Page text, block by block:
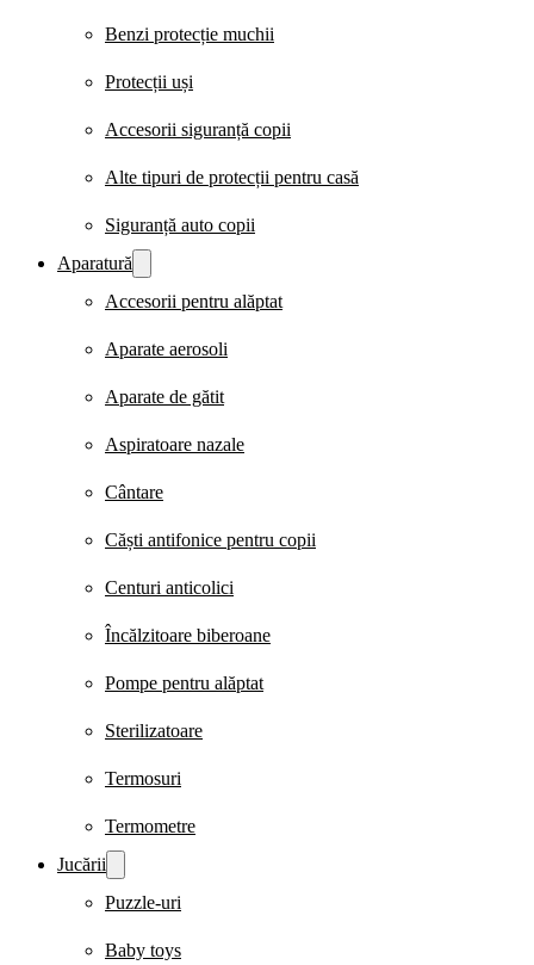
Benzi protecție muchii
Protecții uși
Accesorii siguranță copii
Alte tipuri de protecții pentru casă
Siguranță auto copii
Aparatură
Accesorii pentru alăptat
Aparate aerosoli
Aparate de gătit
Aspiratoare nazale
Cântare
Căști antifonice pentru copii
Centuri anticolici
Încălzitoare biberoane
Pompe pentru alăptat
Sterilizatoare
Termosuri
Termometre
Jucării
Puzzle-uri
Baby toys